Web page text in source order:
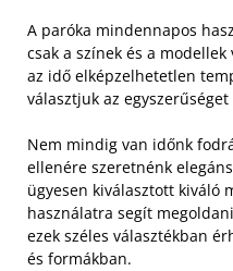
A paróka mindennapos
csak a színek és a
az idő elképzelhetetlen
választjuk az
Nem mindig van időnk
ellenére szeretnénk
ügyesen kiválasztott kiváló
használatra segít
ezek széles választékban
és formákban.